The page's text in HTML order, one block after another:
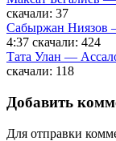
скачали: 37
Сабыржан Ниязов
4:37 скачали: 424
Тата Улан —
скачали: 118
Добавить
Для отправки